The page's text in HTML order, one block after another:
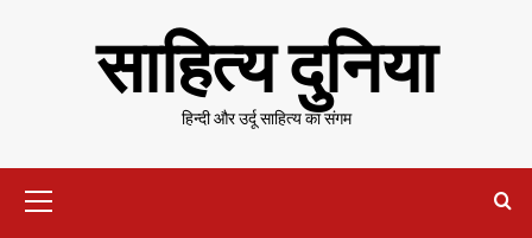
साहित्य दुनिया
हिन्दी और उर्दू साहित्य का संगम
Menu